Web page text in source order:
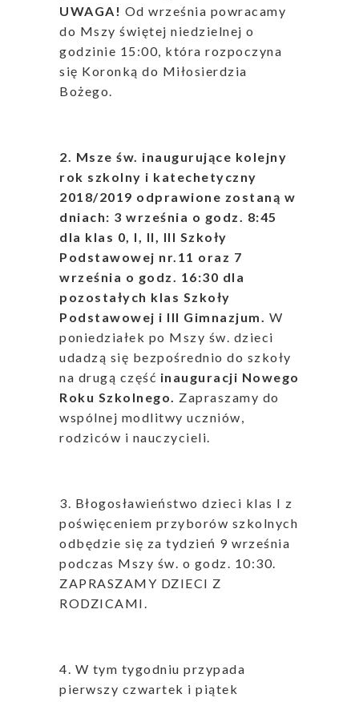
UWAGA! Od września powracamy
do Mszy świętej niedzielnej o
godzinie 15:00, która rozpoczyna
się Koronką do Miłosierdzia
Bożego.
2. Msze św. inaugurujące kolejny
rok szkolny i katechetyczny
2018/2019 odprawione zostaną w
dniach: 3 września o godz. 8:45
dla klas 0, I, II, III Szkoły
Podstawowej nr.11 oraz 7
września o godz. 16:30 dla
pozostałych klas Szkoły
Podstawowej i III Gimnazjum. W
poniedziałek po Mszy św. dzieci
udadzą się bezpośrednio do szkoły
na drugą część inauguracji Nowego
Roku Szkolnego. Zapraszamy do
wspólnej modlitwy uczniów,
rodziców i nauczycieli.
3. Błogosławieństwo dzieci klas I z
poświęceniem przyborów szkolnych
odbędzie się za tydzień 9 września
podczas Mszy św. o godz. 10:30.
ZAPRASZAMY DZIECI Z
RODZICAMI.
4. W tym tygodniu przypada
pierwszy czwartek i piątek